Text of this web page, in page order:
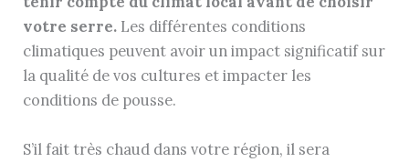
votre serre. Les différentes conditions
climatiques peuvent avoir un impact significatif sur
la qualité de vos cultures et impacter les
conditions de pousse.
S’il fait très chaud dans votre région, il sera